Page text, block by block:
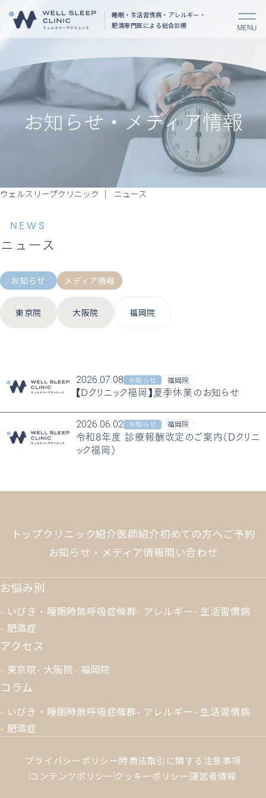
睡眠・生活習慣病・アレルギー・
肥満専門医による総合診療 MENU
お知らせ・メディア情報
ウェルスリープクリニック ニュース
NEWS
ニュース
お知らせ メディア情報
東京院 大阪院 福岡院
2026.07.08 お知らせ 福岡院
【Dクリニック福岡】夏季休業のお知らせ
2026.06.02 お知らせ 福岡院
令和8年度 診療報酬改定のご案内（Dクリニ
ック福岡）
トップクリニック紹介医師紹介初めての方へ ご予約
お知らせ・メディア情報問い合わせ
お悩み別
いびき・睡眠時無呼吸症候群 アレルギー 生活習慣病
肥満症
アクセス
東京院 大阪院 福岡院
コラム
いびき・睡眠時無呼吸症候群 アレルギー 生活習慣病
肥満症
プライバシーポリシー特商法取引に関する注意事項
コンテンツポリシー クッキーポリシー運営者情報